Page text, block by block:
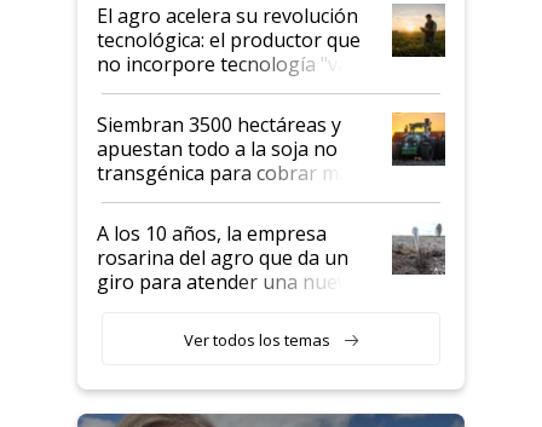
El agro acelera su revolución
tecnológica: el productor que
no incorpore tecnología "va a
perder el tren"
Siembran 3500 hectáreas y
apuestan todo a la soja no
transgénica para cobrar más
por tonelada: compraron un
semillero
A los 10 años, la empresa
rosarina del agro que da un
giro para atender una nueva
Ver todos los temas